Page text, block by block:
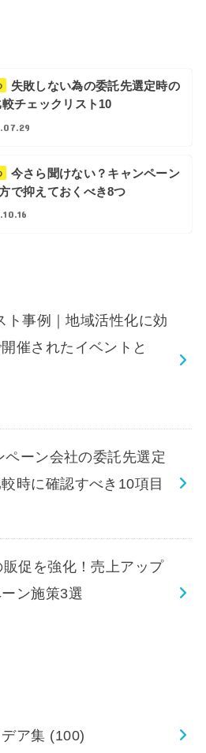
失敗しない為の委託先選定時の
チェックリスト10
今さら聞けない？キャンペーン
で抑えておくべき8つ
ト事例｜地域活性化に効
催されたイベントと
ペーン会社の委託先選定
時に確認すべき10項目
促を強化！売上アップ
ン施策3選
ア集 (100)